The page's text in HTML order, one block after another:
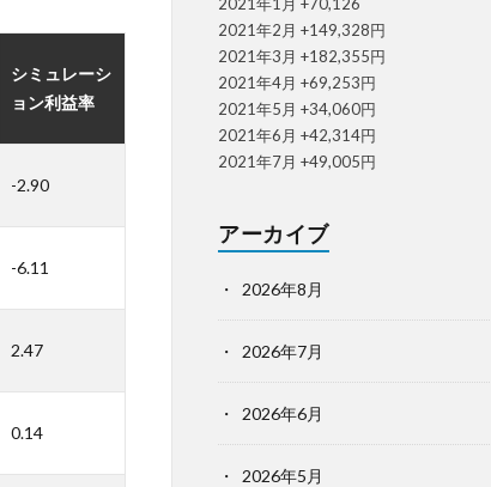
シミュレーシ
ョン利益率
-2.90
-6.11
2.47
0.14
2021年2月 +149,328円
2021年3月 +182,355円
2021年4月 +69,253円
2021年5月 +34,060円
2021年6月 +42,314円
2021年7月 +49,005円
アーカイブ
2026年8月
2026年7月
2026年6月
2026年5月